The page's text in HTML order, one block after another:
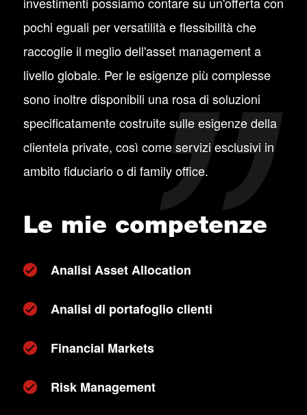
pochi eguali per versatilità e flessibilità che
raccoglie il meglio dell'asset management a
livello globale. Per le esigenze più complesse
sono inoltre disponibili una rosa di soluzioni
specificatamente costruite sulle esigenze della
clientela private, così come servizi esclusivi in
ambito fiduciario o di family office.
Le mie competenze
Analisi Asset Allocation
Analisi di portafoglio clienti
Financial Markets
Risk Management